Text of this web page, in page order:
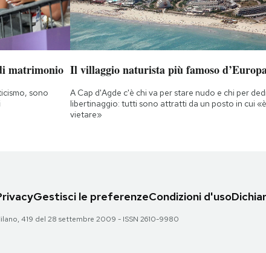
matrimonio
sono
Il villaggio naturista più famoso
A Cap d'Agde c'è chi va per stare nudo e chi per
libertinaggio: tutti sono attratti da un posto in cui
vietare»
Gestisci le preferenzeCondizioni d'uso
419 del 28 settembre 2009 - ISSN 2610-9980